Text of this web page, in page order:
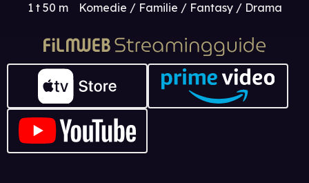
1 t 50 m Komedie / Familie / Fantasy / Drama